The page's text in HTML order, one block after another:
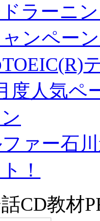
ドラーニ
ンペー
度人気ペ
ァー石
！
CD教材